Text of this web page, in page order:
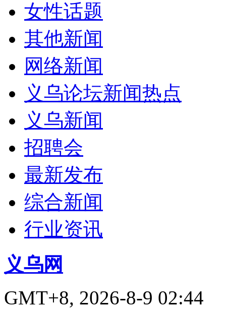
女性话题
其他新闻
网络新闻
义乌论坛新闻热点
义乌新闻
招聘会
最新发布
综合新闻
行业资讯
义乌网
GMT+8, 2026-8-9 02:44